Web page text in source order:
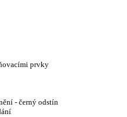
prvky
- černý odstín